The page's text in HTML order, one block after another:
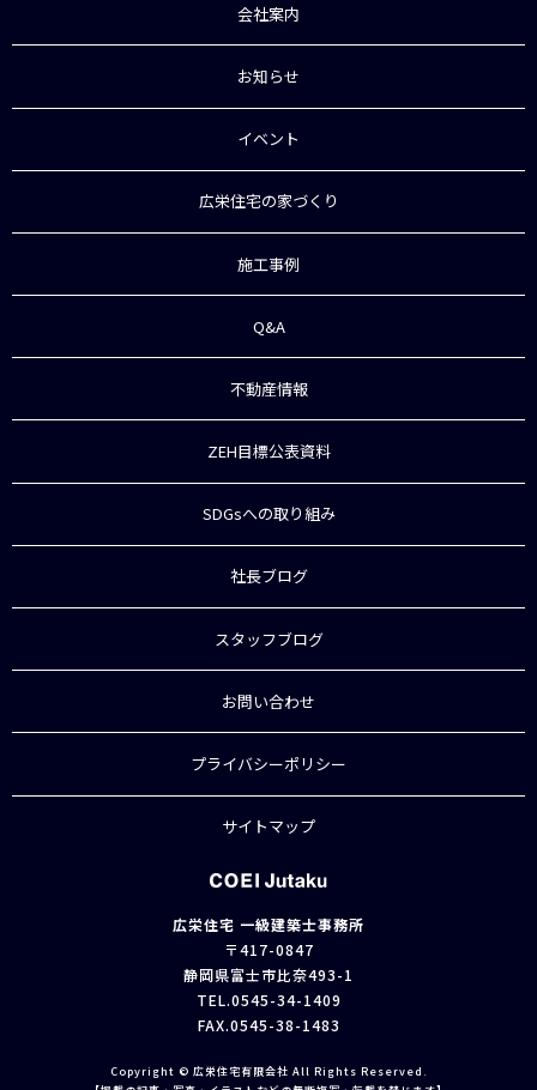
会社案内
お知らせ
イベント
広栄住宅の家づくり
施工事例
Q&A
不動産情報
ZEH目標公表資料
SDGsへの取り組み
社長ブログ
スタッフブログ
お問い合わせ
プライバシーポリシー
サイトマップ
広栄住宅 一級建築士事務所
〒417-0847
静岡県富士市比奈493-1
TEL.0545-34-1409
FAX.0545-38-1483
Copyright © 広栄住宅有限会社 All Rights Reserved.